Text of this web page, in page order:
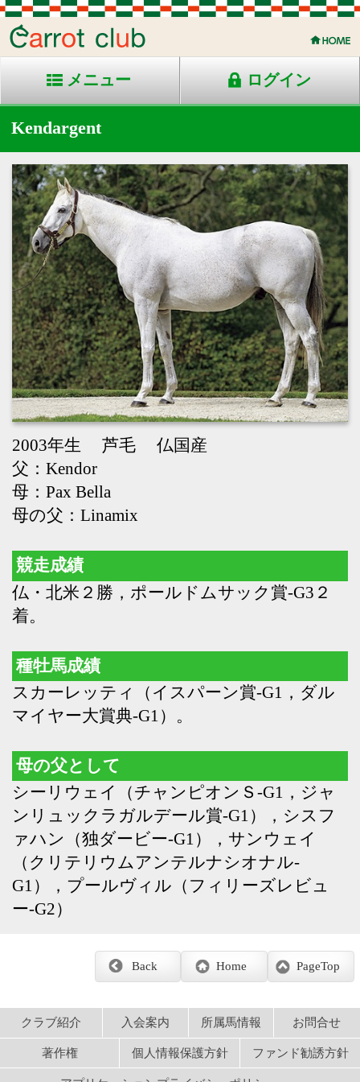
メニュー ログイン
Kendargent
2003年生 芦毛 仏国産
父：Kendor
母：Pax Bella
母の父：Linamix
競走成績
仏・北米２勝，ポールドムサック賞-G3２
着。
種牡馬成績
スカーレッティ（イスパーン賞-G1，ダル
マイヤー大賞典-G1）。
シーリウェイ（チャンピオンＳ-G1，ジャ
ンリュックラガルデール賞-G1），シスフ
ァハン（独ダービー-G1），サンウェイ
（クリテリウムアンテルナシオナル-
ー-G2）
PageTop
Home
Back
著作権 個人情報保護方針 ファンド勧誘方針
アプリケーションプライバシーポリシー
PCサイト Copyright © CARROTCLUB